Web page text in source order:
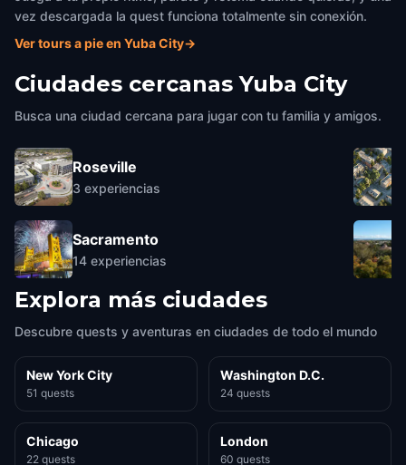
vez descargada la quest funciona totalmente sin conexión.
Ver tours a pie en Yuba City→
Ciudades cercanas Yuba City
Busca una ciudad cercana para jugar con tu familia y amigos.
Roseville
3 experiencias
Sacramento
14 experiencias
Explora más ciudades
Descubre quests y aventuras en ciudades de todo el mundo
New York City
51 quests
Washington D.C.
24 quests
Chicago
22 quests
London
60 quests